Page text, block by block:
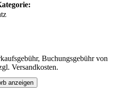
Buchungsgebühr von
Versandkosten.
anzeigen